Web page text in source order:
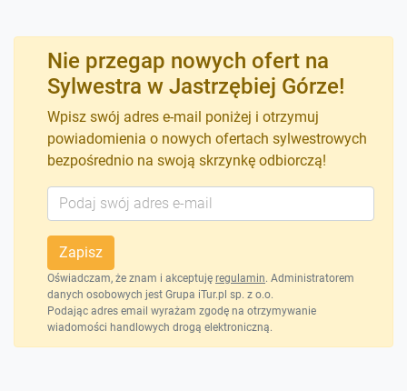
Nie przegap nowych ofert na
Sylwestra w Jastrzębiej Górze!
Wpisz swój adres e-mail poniżej i otrzymuj
powiadomienia o nowych ofertach sylwestrowych
bezpośrednio na swoją skrzynkę odbiorczą!
Zapisz
Oświadczam, że znam i akceptuję regulamin. Administratorem
danych osobowych jest Grupa iTur.pl sp. z o.o.
Podając adres email wyrażam zgodę na otrzymywanie
wiadomości handlowych drogą elektroniczną.